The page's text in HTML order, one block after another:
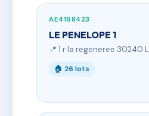
AE4168423
LE PENELOPE 1
📍 1 r la regeneree 30240
🏠 26 lots